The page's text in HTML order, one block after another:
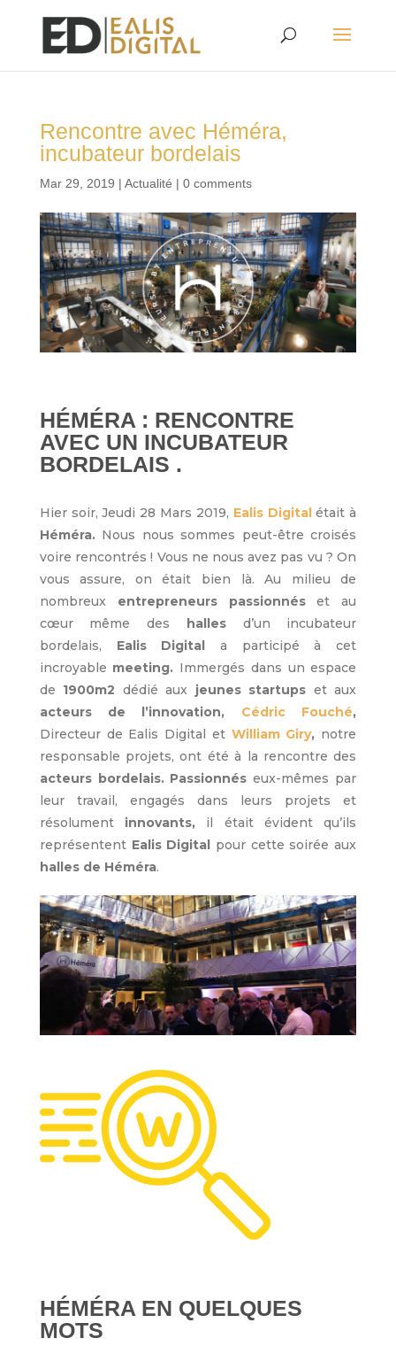
Rencontre avec Héméra,
incubateur bordelais
Mar 29, 2019 | Actualité | 0 comments
HÉMÉRA : RENCONTRE
AVEC UN INCUBATEUR
BORDELAIS .
Hier soir, Jeudi 28 Mars 2019, Ealis Digitalétait à
Héméra.Nous nous sommes peut-être croisés
voire rencontrés ! Vous ne nous avez pas vu ? On
vous assure, on était bien là. Au milieu de
nombreux entrepreneurs passionnéset au
cœur même des hallesd’un incubateur
bordelais, Ealis Digital a participé à cet
incroyable meeting. Immergés dans un espace
de 1900m2 dédié aux jeunes startups et aux
acteurs de l’innovation, Cédric Fouché,
Directeur de Ealis Digital et William Giry, notre
responsable projets, ont été à la rencontre des
acteurs bordelais. Passionnés eux-mêmes par
leur travail, engagés dans leurs projets et
résolument innovants, il était évident qu’ils
représentent Ealis Digital pour cette soirée aux
halles de Héméra.
HÉMÉRA EN QUELQUES
MOTS